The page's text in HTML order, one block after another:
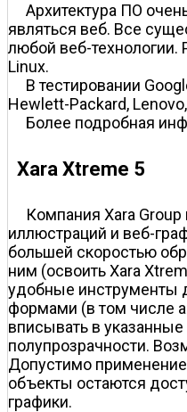
Архитектура ПО
являться веб. Все
любой веб-технологии.
Linux.
В тестировании
Hewlett-Packard,
Более подробная
Xara Xtreme 5
Компания Xara
иллюстраций и веб-
большей скоростью
ним (освоить Xara
удобные инструменты
формами (в том числе
вписывать в
полупрозрачности.
Допустимо
объекты остаются
графики.